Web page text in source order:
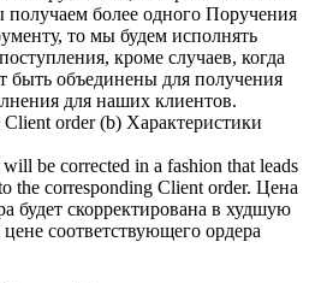
получаем более одного Поручения
то мы будем исполнять
кроме случаев, когда
быть объединены для получения
для наших клиентов.
Client order (b) Характеристики
be corrected in a fashion that leads
the corresponding Client order. Цена
будет скорректирована в худшую
соответствующего ордера